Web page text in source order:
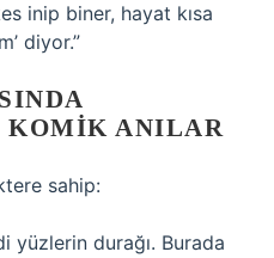
inip biner, hayat kısa
diyor.”
ANILAR
sahip:
yüzlerin durağı. Burada